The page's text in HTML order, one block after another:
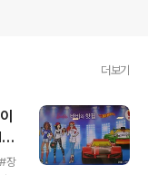
더보기
T
장